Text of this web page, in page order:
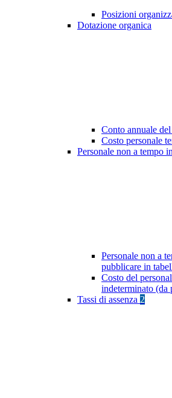
Posizioni
Dotazione organica
Conto annuale
Costo personale
Personale non a tempo
Personale non a
pubblicare in
Costo del
indeterminato (da
Tassi di assenza 2